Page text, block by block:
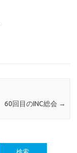
60回目のINC総会 →